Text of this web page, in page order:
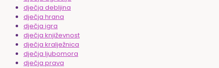
dječja debljina
dječja hrana
dječja igra
dječja književnost
dječja kralježnica
dječja ljubomora
dječja prava